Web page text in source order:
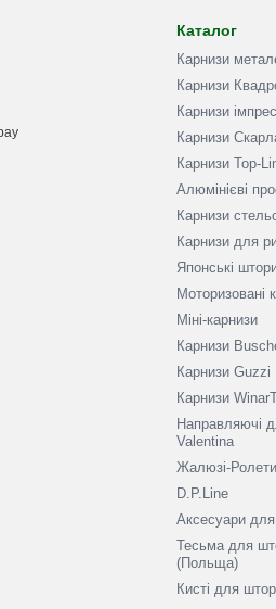
Каталог
Карнизи
Карнизи
Карнизи
Карнизи
Карнизи Top-
Алюмінієві
Карнизи
Карнизи для
Японські
Моторизовані
Міні-карнизи
Карнизи
Карнизи Guzzi
Карнизи
Направляючі
Valentina
Жалюзі-
D.P.Line
Аксесуари
Тесьма для
(Польща)
Кисті для